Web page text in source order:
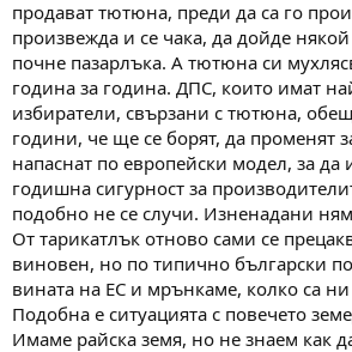
продават тютюна, преди да са го
произвежда и се чака, да дойде
почне пазарлъка. А тютюна си
година за година. ДПС, които имат
избиратели, свързани с тютюна,
години, че ще се борят, да променят
напаснат по европейски модел, за да
годишна сигурност за
подобно не се случи. Изненадани
От тарикатлък отново сами се
виновен, но по типично български
вината на ЕС и мрънкаме, колко са
Подобна е ситуацията с повечето
Имаме райска земя, но не знаем как